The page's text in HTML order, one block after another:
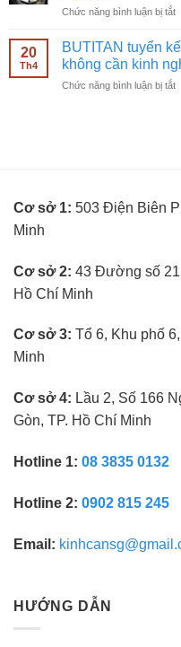
Chức năng bình luận bị tắtở
kỹ
20
Th4
BUTITAN tuyển
không cần kinh
Chức năng bình luận bị tắtở
Cơ sở 1: 503 Điện Biên
Minh
Cơ sở 2: 43 Đường số
Hồ Chí Minh
Cơ sở 3: Tổ 6, Khu phố
Minh
Cơ sở 4: Lầu 2, Số 166
Gòn, TP. Hồ Chí Minh
Hotline 1: 08 3835 0132
Hotline 2: 0902 815 245
Email:
HƯỚNG DẪN